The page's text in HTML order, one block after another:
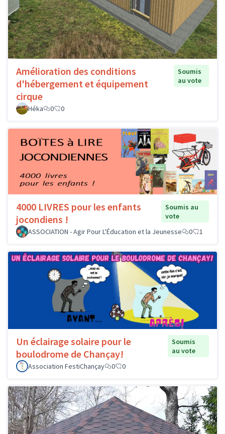
Amélioration des conditions
d'hébergement et équipement
cirque
Soumis
au vote
Héka 0 0
4000 LIVRES pour les enfants
jocondiens !
Soumis au
vote
ASSOCIATION - Agir Pour L'Éducation et la Jeunesse
0 1
Un éclairage solaire pour le
boulodrome de Chançay!
Soumis
au vote
Association FestiChançay
0 0